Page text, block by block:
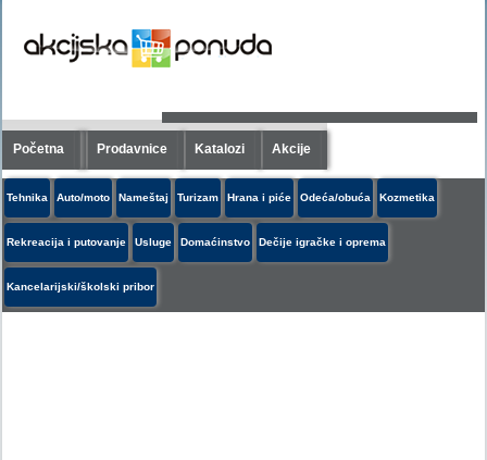
Početna Prodavnice Katalozi Akcije
Tehnika Auto/moto Nameštaj Turizam Hrana i piće Odeća/obuća Kozmetika
Rekreacija i putovanje Usluge Domaćinstvo Dečije igračke i oprema
Kancelarijski/školski pribor